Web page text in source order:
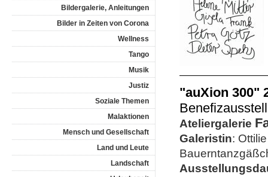
"auXion 300"
Ateliergalerie
Galeristin:
Bildergalerie, Anleitungen
Bilder in Zeiten von Corona
Wellness
Tango
Musik
Justiz
Soziale Themen
Malaktionen
Mensch und Gesellschaft
Land und Leute
Landschaft